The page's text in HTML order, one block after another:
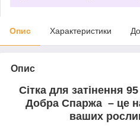
Опис Характеристики
Опис
Сітка для затінення
Добра Спаржа – це
ваших